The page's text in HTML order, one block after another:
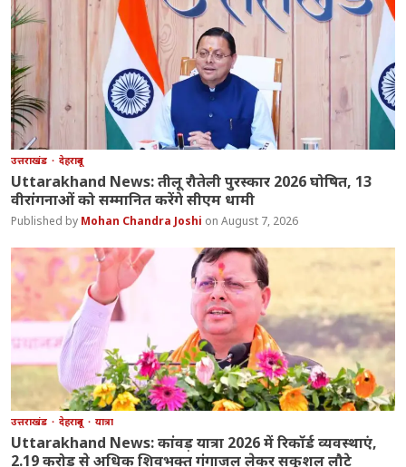
उत्तराखंड देहरादून
Uttarakhand News: तीलू रौतेली पुरस्कार 2026 घोषित, 13
वीरांगनाओं को सम्मानित करेंगे सीएम धामी
Mohan Chandra Joshi August 7, 2026
उत्तराखंड देहरादून यात्रा
Uttarakhand News: कांवड़ यात्रा 2026 में रिकॉर्ड व्यवस्थाएं,
2.19 करोड़ से अधिक शिवभक्त गंगाजल लेकर सकुशल लौटे